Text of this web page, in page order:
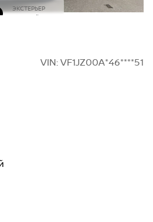
ЭКСТЕРЬЕР
Черный
VIN: VF1JZ00A*46****51